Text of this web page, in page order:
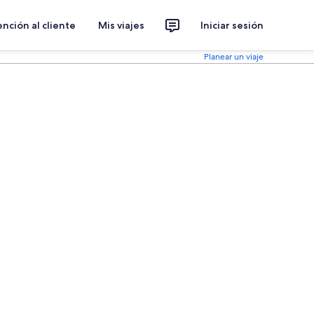
al cliente Mis viajes Iniciar sesión
Planear un viaje